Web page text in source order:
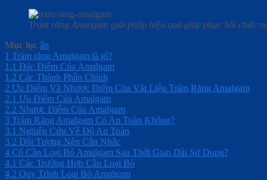
Trám răng Amalgam giải pháp hiệu quả giúp phục hồi chức
Mục lục ẩn
1 Trám răng Amalgam là gì?
1.1 Đặc Điểm Của Amalgam
1.2 Các Thành Phần Chính
2 Ưu Điểm Và Nhược Điểm Của Vật Liệu Trám Răng Amalgam
2.1 Ưu Điểm Của Amalgam
2.2 Nhược Điểm Của Amalgam
3 Trám Răng Amalgam Có An Toàn Không?
3.1 Nghiên Cứu Về Độ An Toàn
3.2 Đối Tượng Nên Cân Nhắc
4 Có Cần Loại Bỏ Amalgam Sau Thời Gian Dài Sử Dụng?
4.1 Các Trường Hợp Cần Loại Bỏ
4.2 Quy Trình Loại Bỏ Amalgam